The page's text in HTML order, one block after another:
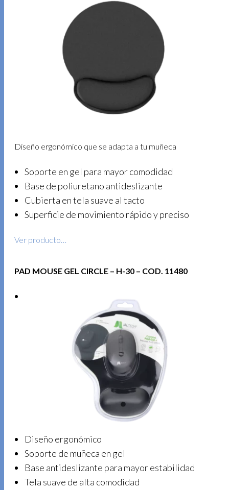
Diseño ergonómico que se adapta a tu muñeca
Soporte en gel para mayor comodidad
Base de poliuretano antideslizante
Cubierta en tela suave al tacto
Superficie de movimiento rápido y preciso
Ver producto…
PAD MOUSE GEL CIRCLE – H-30 – COD. 11480
Diseño ergonómico
Soporte de muñeca en gel
Base antideslizante para mayor estabilidad
Tela suave de alta comodidad